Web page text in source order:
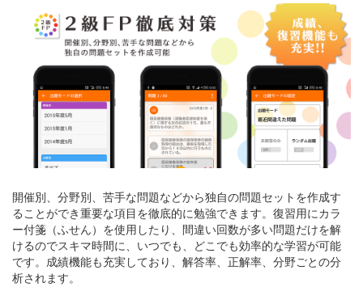
開催別、分野別、苦手な問題などから独自の問題セットを作成す
ることができ重要な項目を徹底的に勉強できます。復習用にカラ
ー付箋（ふせん）を使用したり、間違い回数が多い問題だけを解
けるのでスキマ時間に、いつでも、どこでも効率的な学習が可能
です。成績機能も充実しており、解答率、正解率、分野ごとの分
析されます。